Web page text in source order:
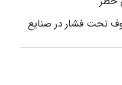
تحت فشار در صنایع